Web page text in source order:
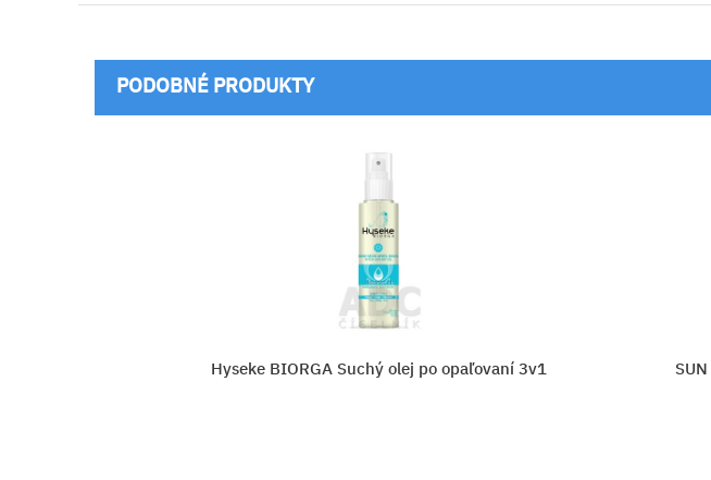
PODOBNÉ PRODUKTY
SUN ARGAN BRONZ OIL opaľovacie MASLO